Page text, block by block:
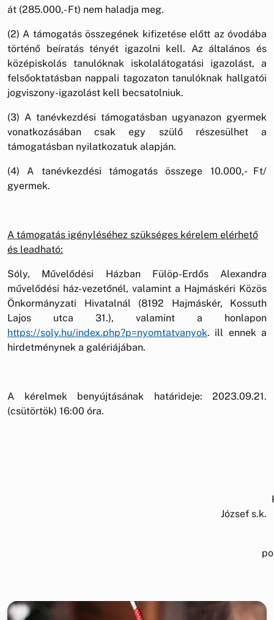
át (285.000,- Ft) nem haladja meg.
(2) A támogatás összegének kifizetése előtt az óvodába
történő beíratás tényét igazolni kell. Az általános és
középiskolás tanulóknak iskolalátogatási igazolást, a
felsőoktatásban nappali tagozaton tanulóknak hallgatói
jogviszony-igazolást kell becsatolniuk.
(3) A tanévkezdési támogatásban ugyanazon gyermek
vonatkozásában csak egy szülő részesülhet a
támogatásban nyilatkozatuk alapján.
(4) A tanévkezdési támogatás összege 10.000,- Ft/
gyermek.
A támogatás igényléséhez szükséges kérelem elérhető
és leadható:
Sóly, Művelődési Házban Fülöp-Erdős Alexandra
művelődési ház-vezetőnél, valamint a Hajmáskéri Közös
Önkormányzati Hivatalnál (8192 Hajmáskér, Kossuth
Lajos utca 31.), valamint a honlapon
https://soly.hu/index.php?p=nyomtatvanyok. ill ennek a
hirdetménynek a galériájában.
A kérelmek benyújtásának határideje: 2023.09.21.
(csütörtök) 16:00 óra.
József s.k.